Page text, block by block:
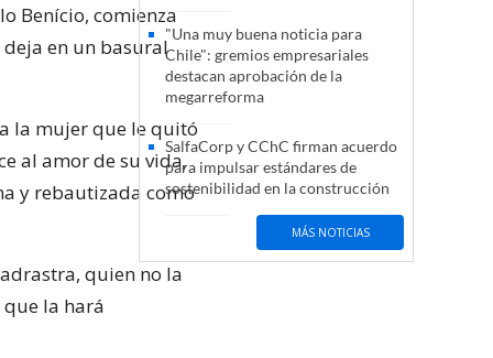
Benício, comienza
deja en un basural
la mujer que le quitó
al amor de su vida,
y rebautizada como
quien no la
la hará
"Una muy buena noticia para
Chile": gremios empresariales
destacan aprobación de la
megarreforma
SalfaCorp y CChC firman acuerdo
para impulsar estándares de
sostenibilidad en la construcción
MÁS NOTICIAS